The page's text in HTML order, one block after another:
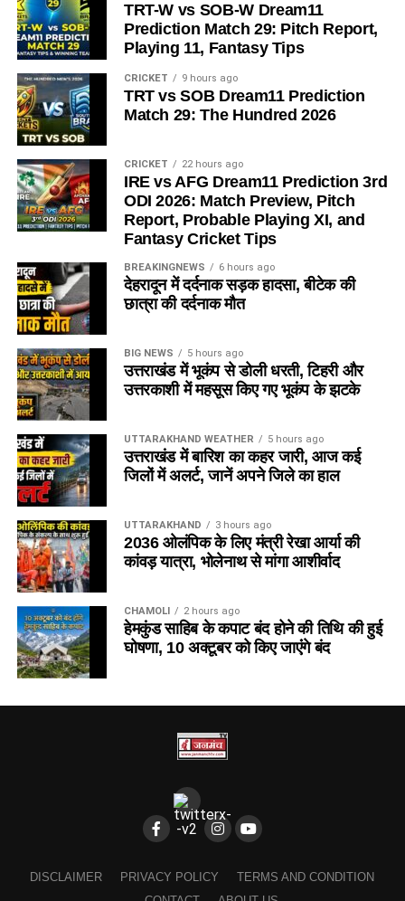
TRT-W vs SOB-W Dream11
Prediction Match 29: Pitch Report,
Playing 11, Fantasy Tips
CRICKET 9 hours ago
TRT vs SOB Dream11 Prediction
Match 29: The Hundred 2026
CRICKET 22 hours ago
IRE vs AFG Dream11 Prediction 3rd
ODI 2026: Match Preview, Pitch
Report, Probable Playing XI, and
Fantasy Cricket Tips
BREAKINGNEWS 6 hours ago
देहरादून में दर्दनाक सड़क हादसा, बीटेक की
छात्रा की दर्दनाक मौत
BIG NEWS 5 hours ago
उत्तराखंड में भूकंप से डोली धरती, टिहरी और
उत्तरकाशी में महसूस किए गए भूकंप के झटके
UTTARAKHAND WEATHER 5 hours ago
उत्तराखंड में बारिश का कहर जारी, आज कई
जिलों में अलर्ट, जानें अपने जिले का हाल
UTTARAKHAND 3 hours ago
2036 ओलंपिक के लिए मंत्री रेखा आर्या की
कांवड़ यात्रा, भोलेनाथ से मांगा आशीर्वाद
CHAMOLI 2 hours ago
हेमकुंड साहिब के कपाट बंद होने की तिथि की हुई
घोषणा, 10 अक्टूबर को किए जाएंंगे बंद
DISCLAIMER PRIVACY POLICY
TERMS AND CONDITION